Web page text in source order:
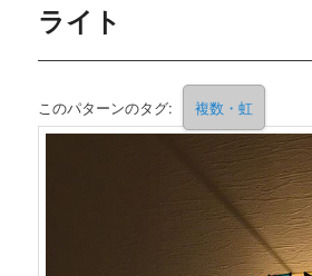
ライト
このパターンのタグ: 複数・虹